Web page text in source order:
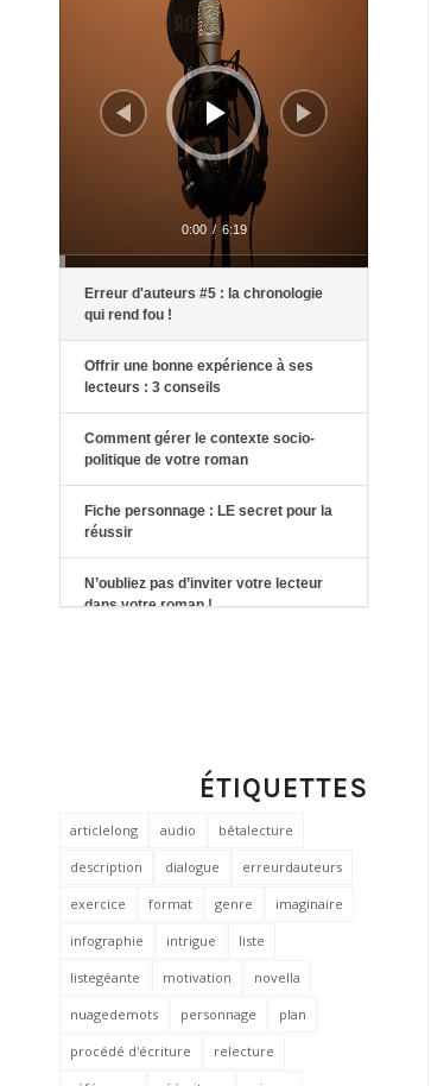
0:00 / 6:19
Erreur d'auteurs #5 : la chronologie
qui rend fou !
Offrir une bonne expérience à ses
lecteurs : 3 conseils
Comment gérer le contexte socio-
politique de votre roman
Fiche personnage : LE secret pour la
réussir
N’oubliez pas d’inviter votre lecteur
dans votre roman !
Univers narratif d’un roman : quatre
fonctions à ne pas négliger
Erreur d’auteurs #3 : le syndrome de
Personnage de roman vs vraie
Erreur d'auteurs #2 : mal utiliser son
ÉTIQUETTES
articlelong audio bêtalecture
description dialogue erreurdauteurs
exercice format genre imaginaire
infographie intrigue liste
listegéante motivation novella
nuagedemots personnage plan
procédé d'écriture relecture